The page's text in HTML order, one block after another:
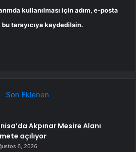
kullanılması için adım, e-posta
tarayıcıya kaydedilsin.
Son Eklenen
Akpınar Mesire Alanı
açılıyor
6, 2026